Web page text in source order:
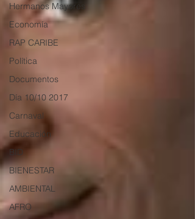
Hermanos Mayores
Economía
RAP CARIBE
Política
Documentos
Día 10/10 2017
Carnaval
Educación
BID
BIENESTAR
AMBIENTAL
AFRO